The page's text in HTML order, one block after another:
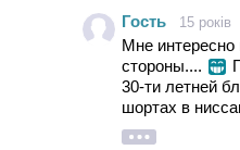
Женщина - это да,
вкус сядет в мини
эта тенденция у
сего" меня не
даже не надо в нее
Мужики, ну не
удовольствием
"ничтожистве"
меренов,
коротких
самое
Гость 15 років
Мне интересно
стороны....
30-ти летней
шортах в
в 50 люди